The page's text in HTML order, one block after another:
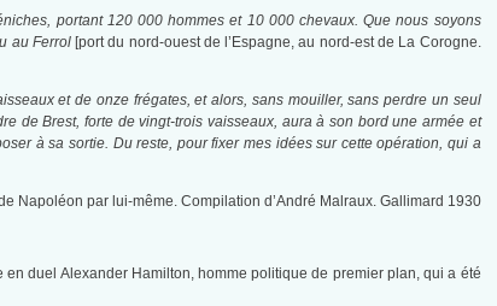
portant 120 000 hommes et 10 000 chevaux. Que nous soyons
au Ferrol [port du nord-ouest de l’Espagne, au nord-est de La Corogne.
et de onze frégates, et alors, sans mouiller, sans perdre un seul
de Brest, forte de vingt-trois vaisseaux, aura à son bord une armée et
à sa sortie. Du reste, pour fixer mes idées sur cette opération, qui a
Napoléon par lui-même. Compilation d’André Malraux. Gallimard 1930
duel Alexander Hamilton, homme politique de premier plan, qui a été